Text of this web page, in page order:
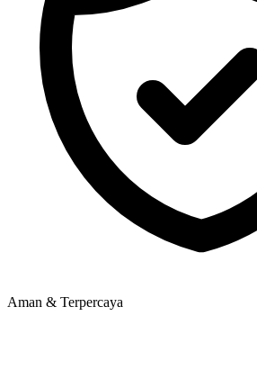
Aman & Terpercaya